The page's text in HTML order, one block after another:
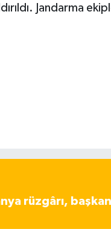
Jandarma
rüzgârı,